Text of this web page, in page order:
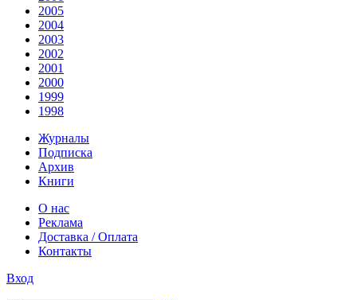
2005
2004
2003
2002
2001
2000
1999
1998
Журналы
Подписка
Архив
Книги
О нас
Реклама
Доставка / Оплата
Контакты
Вход